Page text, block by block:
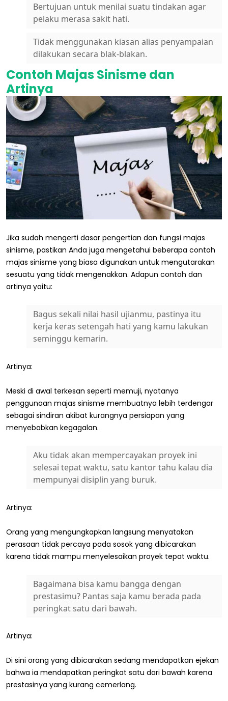
Bertujuan untuk menilai suatu tindakan agar
pelaku merasa sakit hati.
Tidak menggunakan kiasan alias penyampaian
dilakukan secara blak-blakan.
Contoh Majas Sinisme dan
Artinya
Jika sudah mengerti dasar pengertian dan fungsi majas
sinisme, pastikan Anda juga mengetahui beberapa contoh
majas sinisme yang biasa digunakan untuk mengutarakan
sesuatu yang tidak mengenakkan. Adapun contoh dan
artinya yaitu:
Bagus sekali nilai hasil ujianmu, pastinya itu
kerja keras setengah hati yang kamu lakukan
seminggu kemarin.
Artinya:
Meski di awal terkesan seperti memuji, nyatanya
penggunaan majas sinisme membuatnya lebih terdengar
sebagai sindiran akibat kurangnya persiapan yang
menyebabkan kegagalan.
Aku tidak akan mempercayakan proyek ini
selesai tepat waktu, satu kantor tahu kalau dia
mempunyai disiplin yang buruk.
Artinya:
Orang yang mengungkapkan langsung menyatakan
perasaan tidak percaya pada sosok yang dibicarakan
karena tidak mampu menyelesaikan proyek tepat waktu.
Bagaimana bisa kamu bangga dengan
prestasimu? Pantas saja kamu berada pada
peringkat satu dari bawah.
Artinya:
Di sini orang yang dibicarakan sedang mendapatkan ejekan
bahwa ia mendapatkan peringkat satu dari bawah karena
prestasinya yang kurang cemerlang.